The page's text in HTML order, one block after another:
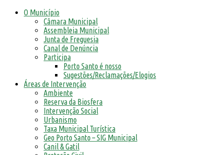
O Município
Câmara Municipal
Assembleia Municipal
Junta de Freguesia
Canal de Denúncia
Participa
Porto Santo é nosso
Sugestões/Reclamações/Elogios
Áreas de Intervenção
Ambiente
Reserva da Biosfera
Intervenção Social
Urbanismo
Taxa Municipal Turística
Geo Porto Santo – SIG Municipal
Canil & Gatil